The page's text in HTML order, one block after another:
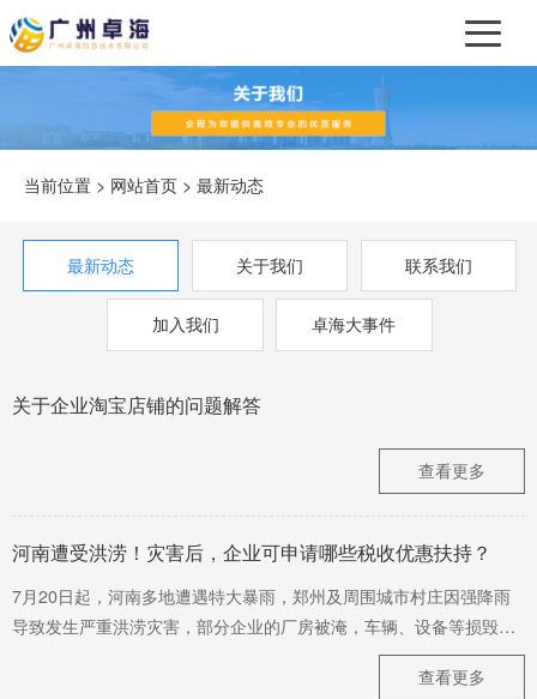
当前位置 > 网站首页 > 最新动态
最新动态 关于我们 联系我们
加入我们 卓海大事件
关于企业淘宝店铺的问题解答
查看更多
河南遭受洪涝！灾害后，企业可申请哪些税收优惠扶持？
7月20日起，河南多地遭遇特大暴雨，郑州及周围城市村庄因强降雨
导致发生严重洪涝灾害，部分企业的厂房被淹，车辆、设备等损毁严
重，造成了不小的经济损失。 企业发生损失后，按照相关政策规定，
受灾企业可享受相关税收扶持政策，减轻损失。具体而言，纳税人在
查看更多